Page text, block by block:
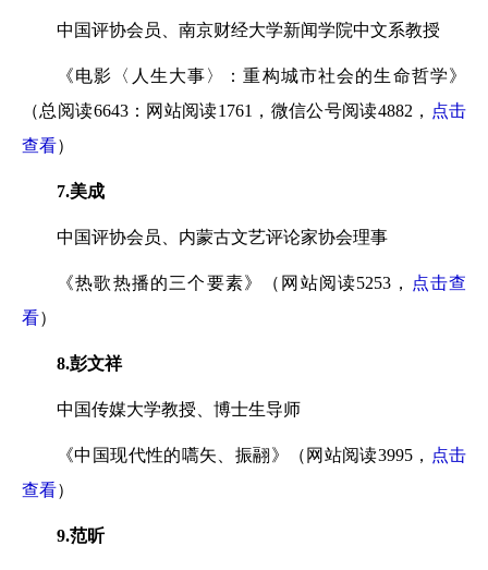
中国评协会员、南京财经大学新闻学院中文系教授
《电影〈人生大事〉：重构城市社会的生命哲学》
（总阅读6643：网站阅读1761，微信公号阅读4882， 点击
查看）
7.美成
中国评协会员、内蒙古文艺评论家协会理事
《热歌热播的三个要素》（网站阅读5253，
点击查
看）
8.彭文祥
中国传媒大学教授、博士生导师
《中国现代性的嚆矢、振翮》（网站阅读3995， 点击
查看）
9.范昕